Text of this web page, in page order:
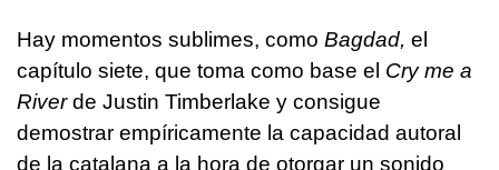
Hay momentos sublimes, como Bagdad, el
capítulo siete, que toma como base el Cry me a
Riverde Justin Timberlake y consigue
demostrar empíricamente la capacidad autoral
de la catalana a la hora de otorgar un sonido